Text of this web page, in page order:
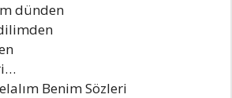
dünden
Benim Sözleri